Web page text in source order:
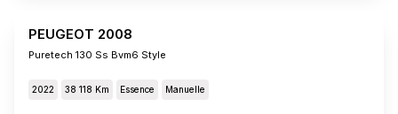
PEUGEOT 2008
Puretech 130 Ss Bvm6 Style
2022 38 118 Km Essence Manuelle